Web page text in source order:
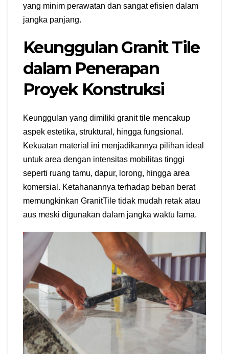
yang minim perawatan dan sangat efisien dalam
jangka panjang.
Keunggulan Granit Tile
dalam Penerapan
Proyek Konstruksi
Keunggulan yang dimiliki granit tile mencakup
aspek estetika, struktural, hingga fungsional.
Kekuatan material ini menjadikannya pilihan ideal
untuk area dengan intensitas mobilitas tinggi
seperti ruang tamu, dapur, lorong, hingga area
komersial. Ketahanannya terhadap beban berat
memungkinkan GranitTile tidak mudah retak atau
aus meski digunakan dalam jangka waktu lama.